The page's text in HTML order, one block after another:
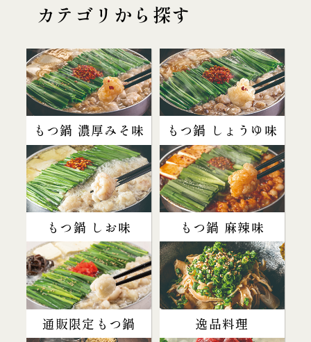
カテゴリから探す
もつ鍋 濃厚みそ味 もつ鍋 しょうゆ味
もつ鍋 しお味 もつ鍋 麻辣味
通販限定もつ鍋 逸品料理